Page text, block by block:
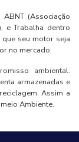
(Associação
e Trabalha dentro
seu motor seja
no mercado.
ambiental.
armazenadas e
Assim a
Ambiente.